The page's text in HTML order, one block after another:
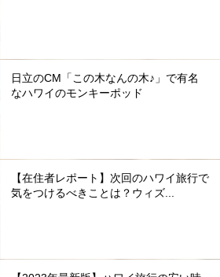
日立のCM「この木なんの木♪」で有名
なハワイのモンキーポッド
【在住者レポート】次回のハワイ旅行で
気をつけるべきことは？ウィズ...